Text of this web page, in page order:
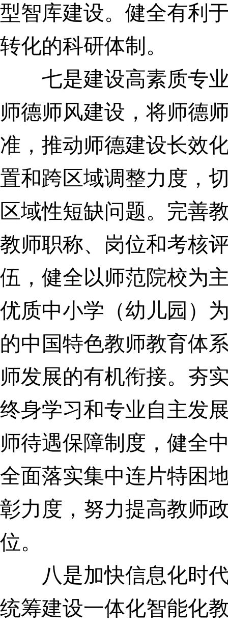
型智库建设。 健全有利
转化的科研体制。
七是建设高素质专业
师德师风建设，将师德
准，推动师德建设长效
置和跨区域调整力度，
区域性短缺问题。完善
教师职称、岗位和考核
伍，健全以师范院校为
优质中小学（幼儿园）
的中国特色教师教育体
师发展的有机衔接。夯
终身学习和专业自主发
师待遇保障制度，健全
全面落实集中连片特困
彰力度，努力提高教师
位。
八是加快信息化时代
统筹建设一体化智能化